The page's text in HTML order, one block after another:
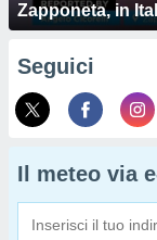
Zapponeta, in
Seguici
Il meteo via